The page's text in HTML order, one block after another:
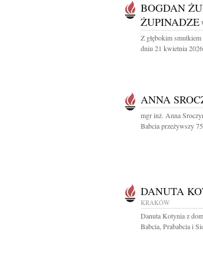
BOGDAN
ŻUPINADZE
Z głębokim
dniu 21 kwietnia
ANNA
mgr inż. Anna
Babcia przeżywszy
DANUTA
KRAKÓW
Danuta Kotynia z
Babcia, Prababcia i